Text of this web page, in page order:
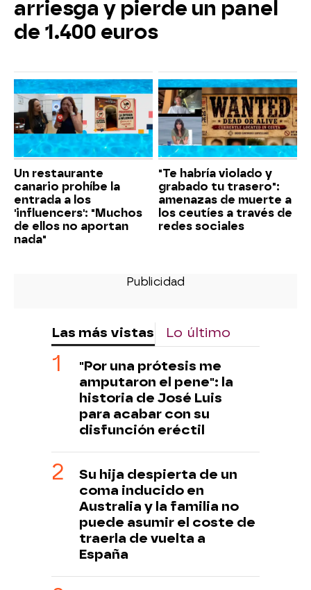
arriesga y pierde un panel
de 1.400 euros
Un restaurante
canario prohíbe la
entrada a los
'influencers': "Muchos
de ellos no aportan
nada"
"Te habría violado y
grabado tu trasero":
amenazas de muerte a
los ceutíes a través de
redes sociales
Las más vistas Lo último
"Por una prótesis me
amputaron el pene": la
historia de José Luis
para acabar con su
disfunción eréctil
Su hija despierta de un
coma inducido en
Australia y la familia no
puede asumir el coste de
traerla de vuelta a
España